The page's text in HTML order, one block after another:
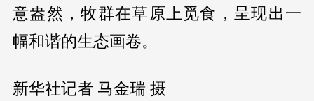
意盎然，牧群在草原上觅食，呈现出一
幅和谐的生态画卷。
新华社记者 马金瑞 摄